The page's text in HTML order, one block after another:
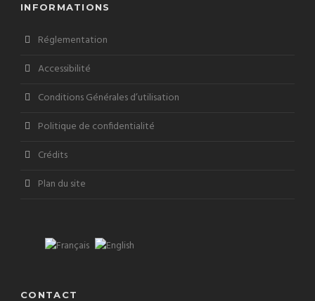
INFORMATIONS
Réglementation
Accessibilité
Conditions Générales d’utilisation
Politique de confidentialité
Crédits
Plan du site
CONTACT